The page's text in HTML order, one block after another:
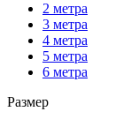
2 метра
3 метра
4 метра
5 метра
6 метра
Размер